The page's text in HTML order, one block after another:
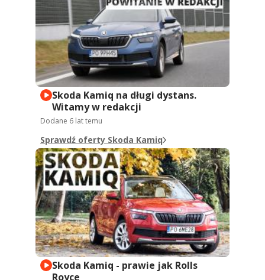
Skoda Kamiq na długi dystans.
Witamy w redakcji
Dodane 6 lat temu
Sprawdź oferty Skoda Kamiq
Skoda Kamiq - prawie jak Rolls
Royce